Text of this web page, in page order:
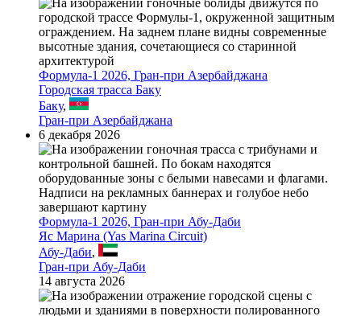
Формула-1 2026, Гран-при Азербайджана
Городская трасса Баку
Баку,
Гран-при Азербайджана
6 декабря 2026
Формула-1 2026, Гран-при Абу-Даби
Яс Марина (Yas Marina Circuit)
Абу-Даби,
Гран-при Абу-Даби
14 августа 2026